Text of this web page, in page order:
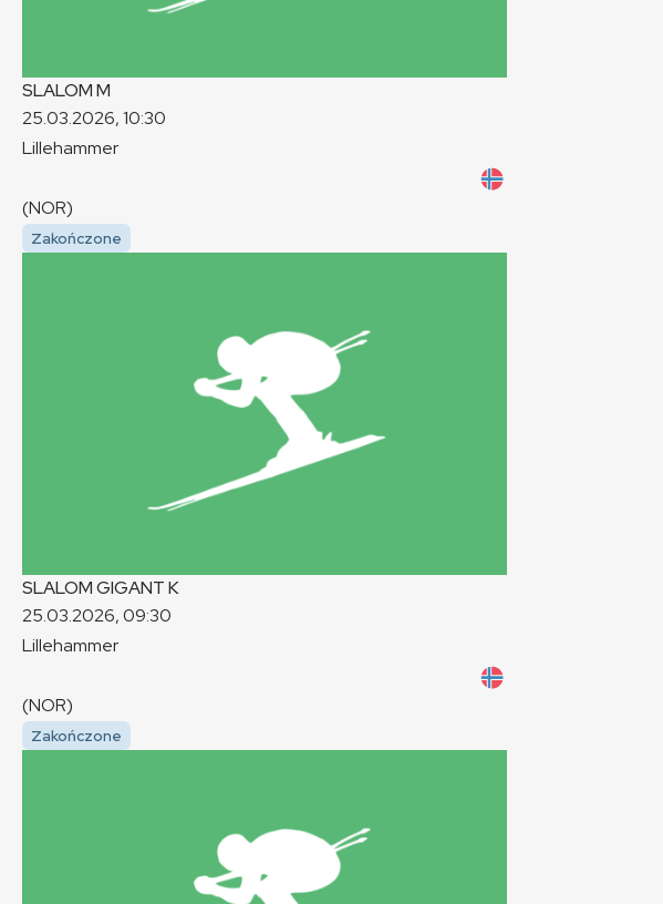
SLALOMM
25.03.2026, 10:30
Lillehammer
(NOR)
Zakończone
SLALOM GIGANTK
25.03.2026, 09:30
Lillehammer
(NOR)
Zakończone